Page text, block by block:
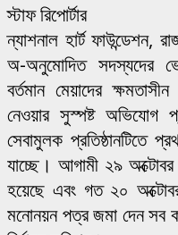
স্টাফ রিপোর্টার
ন্যাশনাল হার্ট ফাউন্ডেশন,
অ-অনুমোদিত সদস্যদের
বর্তমান মেয়াদের
নেওয়ার সুস্পষ্ট অভিযোগ
সেবামুলক প্রতিষ্ঠানটিতে
যাচ্ছে। আগামী ২৯ অক্টোবর
হয়েছে এবং গত ২০
মনোনয়ন পত্র জমা দেন সব